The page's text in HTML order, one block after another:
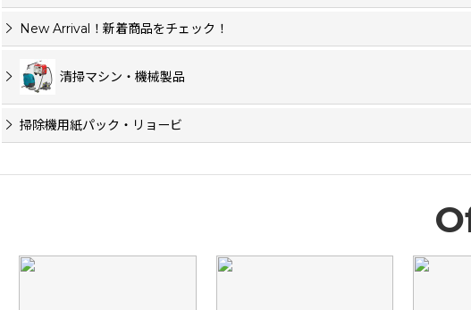
New Arrival！新着商品をチェック！
清掃マシン・機械製品
掃除機用紙パック・リョービ